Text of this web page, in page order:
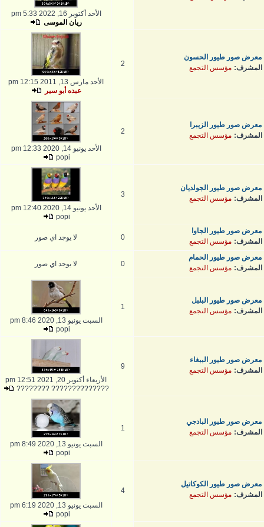
الأحد أكتوبر 16, 2022 5:33 pm
ريان الموسى
معرض صور طيور الحسون
المشرف: مؤسس التجمع 2
الأحد مارس 13, 2011 12:15 pm
عبده أبو سير
معرض صور طيور الزيبرا
المشرف: مؤسس التجمع 2
الأحد يونيو 14, 2020 12:33 pm
popi
معرض صور طيور الجولديان
المشرف: مؤسس التجمع
3
الأحد يونيو 14, 2020 12:40 pm
popi
معرض صور طيور الجاوا
المشرف: مؤسس التجمع 0 لا يوجد اي صور
معرض صور طيور الحمام
المشرف: مؤسس التجمع 0 لا يوجد اي صور
معرض صور طيور البلبل
المشرف: مؤسس التجمع
1
السبت يونيو 13, 2020 8:46 pm
popi
معرض صور طيور الببغاء
المشرف: مؤسس التجمع
9
الأربعاء أكتوبر 20, 2021 12:51 pm
?????????????? ????????
معرض صور طيور البادجي
المشرف: مؤسس التجمع
1
السبت يونيو 13, 2020 8:49 pm
popi
معرض صور طيور الكوكاتيل
المشرف: مؤسس التجمع
4
السبت يونيو 13, 2020 6:19 pm
popi